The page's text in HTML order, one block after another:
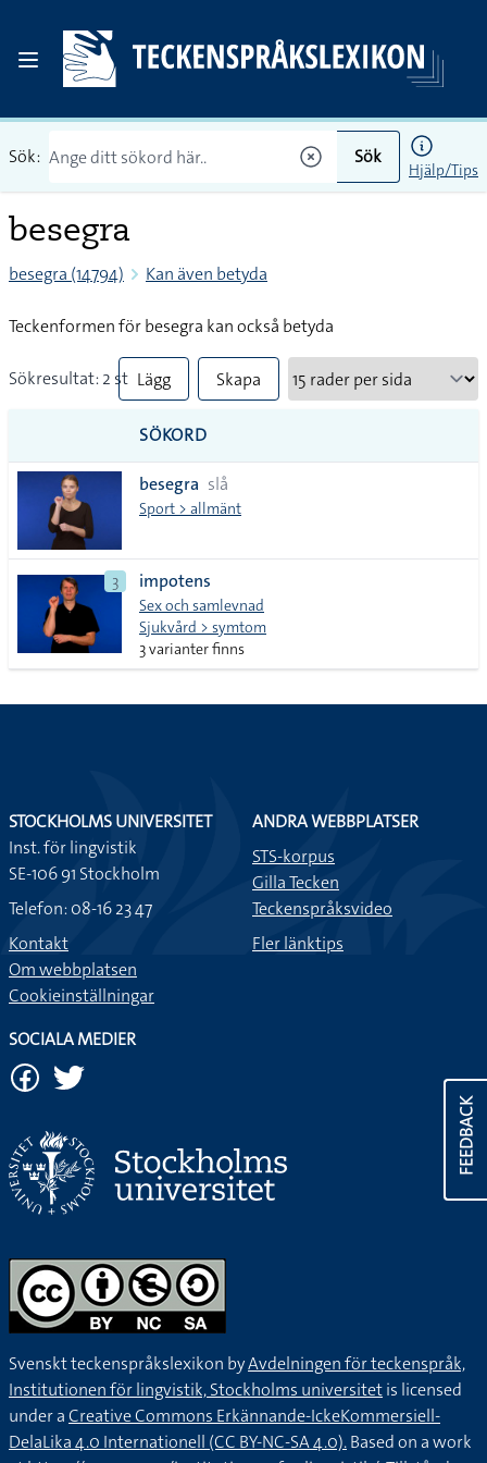
Sök: Sök
Hjälp/Tips
besegra
besegra (14794) Kan även betyda
Teckenformen för besegra kan också betyda
Sökresultat: 2 st Lägg
till
alla i
lista
Skapa
SÖKORD
besegra slå
Sport > allmänt
3 impotens
Sex och samlevnad
Sjukvård > symtom
3 varianter finns
FEEDBACK
STOCKHOLMS UNIVERSITET
Inst. för lingvistik
SE-106 91 Stockholm
Telefon: 08-16 23 47
Kontakt
Om webbplatsen
Cookieinställningar
ANDRA WEBBPLATSER
STS-korpus
Gilla Tecken
Teckenspråksvideo
Fler länktips
SOCIALA MEDIER
Svenskt teckenspråkslexikon byAvdelningen för teckenspråk,
Institutionen för lingvistik, Stockholms universitetis licensed
under aCreative Commons Erkännande-IckeKommersiell-
DelaLika 4.0 Internationell (CC BY-NC-SA 4.0).Based on a work